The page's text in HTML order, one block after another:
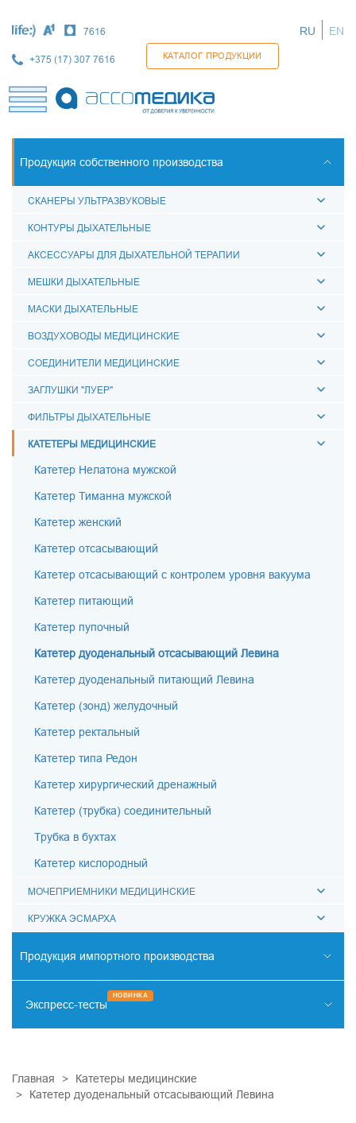
основному
содержанию
7616
+375 (17) 307 7616 КАТАЛОГ ПРОДУКЦИИ
RU EN
Продукция собственного производства
СКАНЕРЫ УЛЬТРАЗВУКОВЫЕ
КОНТУРЫ ДЫХАТЕЛЬНЫЕ
АКСЕССУАРЫ ДЛЯ ДЫХАТЕЛЬНОЙ ТЕРАПИИ
МЕШКИ ДЫХАТЕЛЬНЫЕ
МАСКИ ДЫХАТЕЛЬНЫЕ
ВОЗДУХОВОДЫ МЕДИЦИНСКИЕ
СОЕДИНИТЕЛИ МЕДИЦИНСКИЕ
ЗАГЛУШКИ "ЛУЕР"
ФИЛЬТРЫ ДЫХАТЕЛЬНЫЕ
КАТЕТЕРЫ МЕДИЦИНСКИЕ
Катетер Нелатона мужской
Катетер Тиманна мужской
Катетер женский
Катетер отсасывающий
Катетер отсасывающий с контролем уровня вакуума
Катетер питающий
Катетер пупочный
Катетер дуоденальный отсасывающий Левина
Катетер дуоденальный питающий Левина
Катетер (зонд) желудочный
Катетер ректальный
Катетер типа Редон
Катетер хирургический дренажный
Катетер (трубка) соединительный
Трубка в бухтах
Катетер кислородный
МОЧЕПРИЕМНИКИ МЕДИЦИНСКИЕ
КРУЖКА ЭСМАРХА
Продукция импортного производства
РЕНТГЕНО-ЭНДОВАСКУЛЯРНАЯ ХИРУРГИЯ
ДИАЛИЗНАЯ ТЕРАПИЯ
ПСИХИАТРИЯ
Экспресс-тесты
НОВИНКА
КАРДИОМАРКЕРЫ
Главная
Катетеры медицинские
Катетер дуоденальный отсасывающий Левина